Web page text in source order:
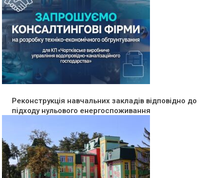
Реконструкція навчальних закладів відповідно до
підходу нульового енергоспоживання